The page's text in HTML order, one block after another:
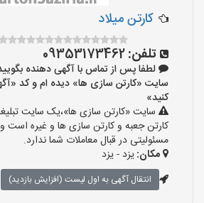
کارتن میلاد
تلفن:09353173462
لطفا پس از تماس با آگهی دهنده
کنید»
سایت «کارتن سازی ها»،یک سایت
کارتن جعبه و کارتن سازی ها و غیره است
مسئولیتی در قبال معاملات شما ندارد.
مکان:یزد - یزد
انتقال آگهی به اول لیست (افزایش بازدید)